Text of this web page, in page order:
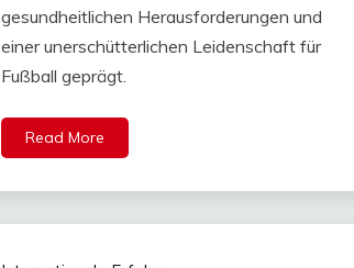
gesundheitlichen Herausforderungen und
einer unerschütterlichen Leidenschaft für
Fußball geprägt.
Read More